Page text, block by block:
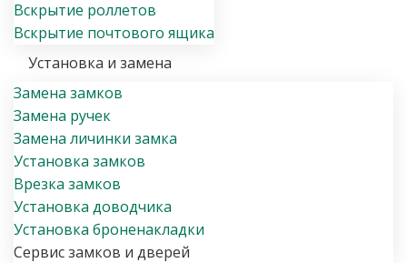
Вскрытие роллетов
Вскрытие почтового ящика
Установка и замена
Замена замков
Замена ручек
Замена личинки замка
Установка замков
Врезка замков
Установка доводчика
Установка броненакладки
Сервис замков и дверей